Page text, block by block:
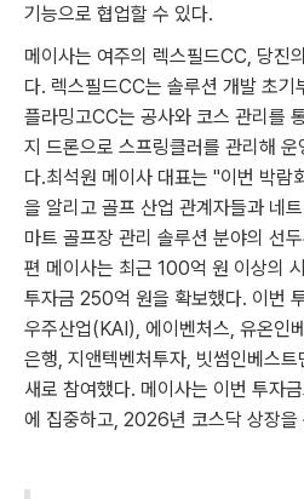
기능으로 협업할 수 있다.
메이사는 여주의 렉스필드CC, 당진
다. 렉스필드CC는 솔루션 개발 초기
플라밍고CC는 공사와 코스 관리를
지 드론으로 스프링클러를 관리해
다.최석원 메이사 대표는 "이번 박람
을 알리고 골프 산업 관계자들과 네
마트 골프장 관리 솔루션 분야의 선
편 메이사는 최근 100억 원 이상의
투자금 250억 원을 확보했다. 이번
우주산업(KAI), 에이벤처스, 유온인
은행, 지앤텍벤처투자, 빗썸인베스트
새로 참여했다. 메이사는 이번 투자
에 집중하고, 2026년 코스닥 상장을